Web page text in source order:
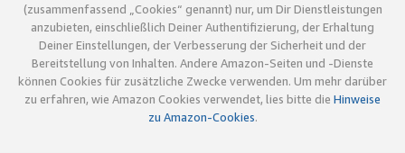
(zusammenfassend „Cookies“ genannt) nur, um Dir Dienstleistungen
anzubieten, einschließlich Deiner Authentifizierung, der Erhaltung
Deiner Einstellungen, der Verbesserung der Sicherheit und der
Bereitstellung von Inhalten. Andere Amazon-Seiten und -Dienste
können Cookies für zusätzliche Zwecke verwenden. Um mehr darüber
zu erfahren, wie Amazon Cookies verwendet, lies bitte die Hinweise
zu Amazon-Cookies.